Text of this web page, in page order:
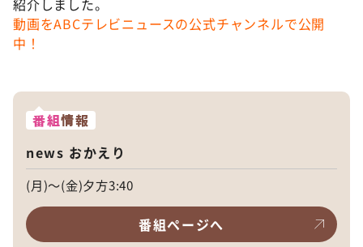
紹介しました。
動画をABCテレビニュースの公式チャンネルで公開
中！
番組情報
news おかえり
(月)～(金)夕方3:40
番組ページへ